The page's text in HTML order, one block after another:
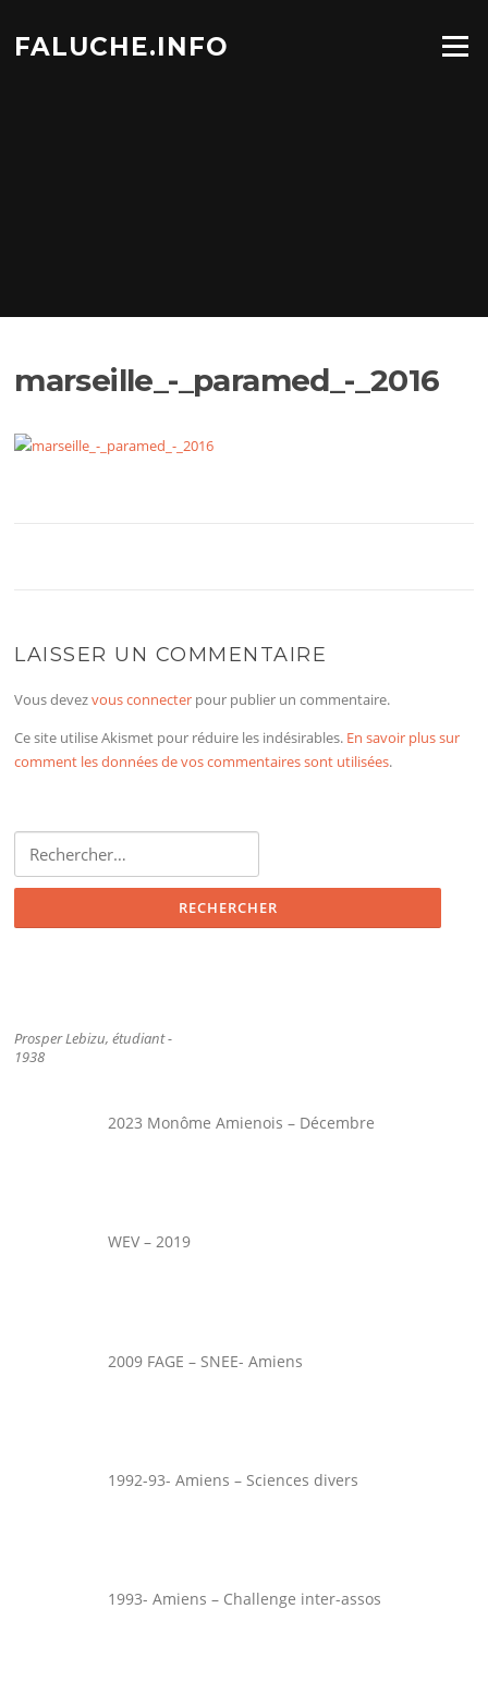
contenu
FALUCHE.INFO Menu
marseille_-_paramed_-_2016
LAISSER UN COMMENTAIRE
Vous devezvous connecter pour publier un commentaire.
Ce site utilise Akismet pour réduire les indésirables. En savoir plus sur
comment les données de vos commentaires sont utilisées.
Prosper Lebizu, étudiant -
1938
2023 Monôme Amienois – Décembre
WEV – 2019
2009 FAGE – SNEE- Amiens
1992-93- Amiens – Sciences divers
1993- Amiens – Challenge inter-assos